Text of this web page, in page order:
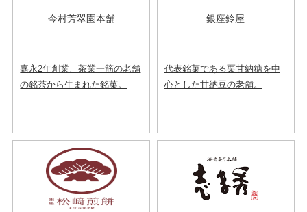
今村芳翠園本舗
嘉永2年創業、茶業一筋の老舗
の銘茶から生まれた銘菓。
銀座鈴屋
代表銘菓である栗甘納糖を中
心とした甘納豆の老舗。